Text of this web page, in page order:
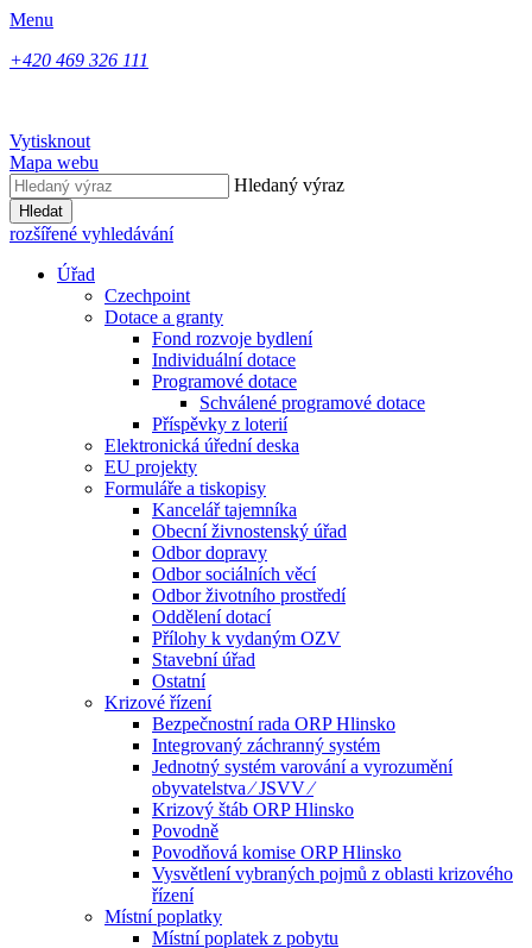
Menu
+420 469 326 111
Vytisknout
Mapa webu
Hledaný výraz
Hledat
rozšířené vyhledávání
Úřad
Czechpoint
Dotace a granty
Fond rozvoje bydlení
Individuální dotace
Programové dotace
Schválené programové dotace
Příspěvky z loterií
Elektronická úřední deska
EU projekty
Formuláře a tiskopisy
Kancelář tajemníka
Obecní živnostenský úřad
Odbor dopravy
Odbor sociálních věcí
Odbor životního prostředí
Oddělení dotací
Přílohy k vydaným OZV
Stavební úřad
Ostatní
Krizové řízení
Bezpečnostní rada ORP Hlinsko
Integrovaný záchranný systém
Jednotný systém varování a vyrozumění
obyvatelstva ⁄ JSVV ⁄
Krizový štáb ORP Hlinsko
Povodně
Povodňová komise ORP Hlinsko
Vysvětlení vybraných pojmů z oblasti krizového
řízení
Místní poplatky
Místní poplatek z pobytu